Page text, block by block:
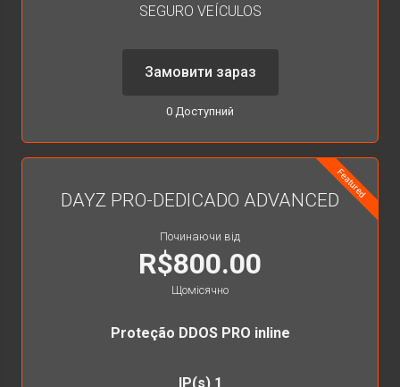
SEGURO VEÍCULOS
Замовити зараз
0 Доступний
Featured
DAYZ PRO-DEDICADO ADVANCED
Починаючи від
R$800.00
Щомісячно
Proteção DDOS PRO inline
IP(s) 1